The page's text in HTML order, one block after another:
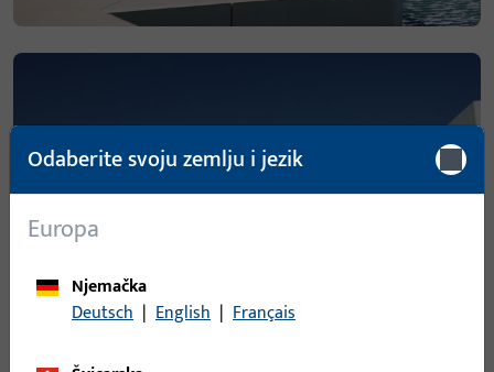
Odaberite svoju zemlju i jezik
Europa
Njemačka
Deutsch | English | Français